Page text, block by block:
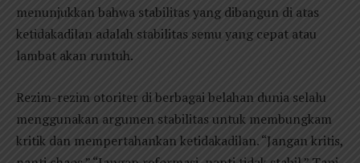
menunjukkan bahwa stabilitas yang dibangun di atas
ketidakadilan adalah stabilitas semu yang cepat atau
lambat akan runtuh.
Rezim-rezim otoriter di berbagai belahan dunia selalu
menggunakan argumen stabilitas untuk membungkam
kritik dan mempertahankan ketidakadilan. “Jangan kritis,